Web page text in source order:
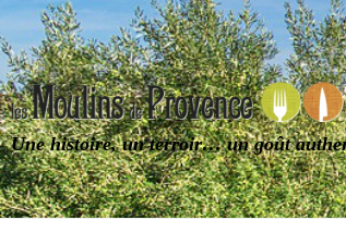
Une histoire, un terroir… un goût